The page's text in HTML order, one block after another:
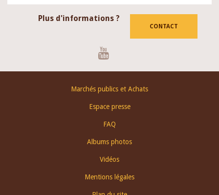
Plus d'informations ?
CONTACT
Marchés publics et Achats
Espace presse
FAQ
Albums photos
Vidéos
Mentions légales